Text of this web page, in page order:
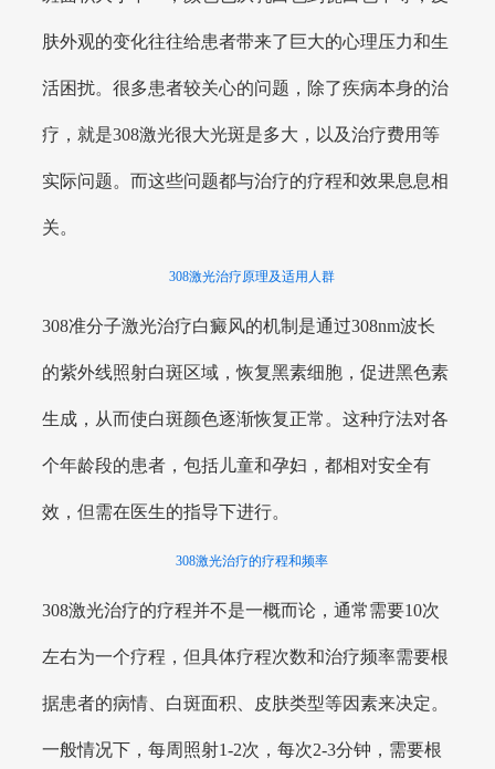
肤外观的变化往往给患者带来了巨大的心理压力和生
活困扰。很多患者较关心的问题，除了疾病本身的治
疗，就是308激光很大光斑是多大，以及治疗费用等
实际问题。而这些问题都与治疗的疗程和效果息息相
关。
308激光治疗原理及适用人群
308准分子激光治疗白癜风的机制是通过308nm波长
的紫外线照射白斑区域，恢复黑素细胞，促进黑色素
生成，从而使白斑颜色逐渐恢复正常。这种疗法对各
个年龄段的患者，包括儿童和孕妇，都相对安全有
效，但需在医生的指导下进行。
308激光治疗的疗程和频率
308激光治疗的疗程并不是一概而论，通常需要10次
左右为一个疗程，但具体疗程次数和治疗频率需要根
据患者的病情、白斑面积、皮肤类型等因素来决定。
一般情况下，每周照射1-2次，每次2-3分钟，需要根